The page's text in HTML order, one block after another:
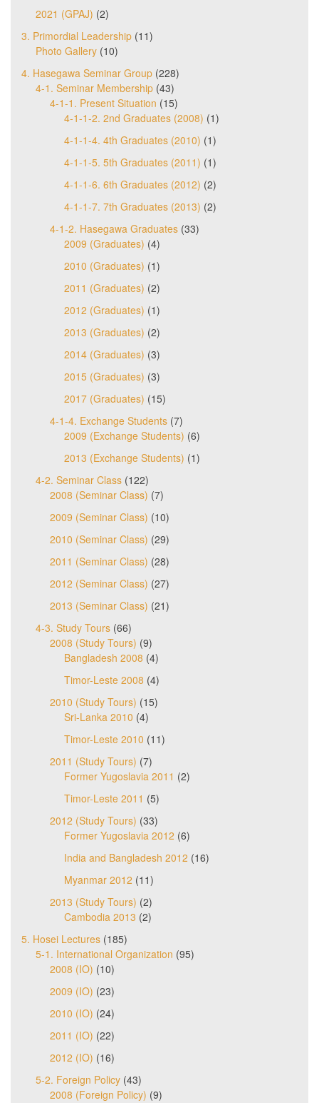
2021 (GPAJ) (2)
3. Primordial Leadership (11)
Photo Gallery (10)
4. Hasegawa Seminar Group (228)
4-1. Seminar Membership (43)
4-1-1. Present Situation (15)
4-1-1-2. 2nd Graduates (2008) (1)
4-1-1-4. 4th Graduates (2010) (1)
4-1-1-5. 5th Graduates (2011) (1)
4-1-1-6. 6th Graduates (2012) (2)
4-1-1-7. 7th Graduates (2013) (2)
4-1-2. Hasegawa Graduates (33)
2009 (Graduates) (4)
2010 (Graduates) (1)
2011 (Graduates) (2)
2012 (Graduates) (1)
2013 (Graduates) (2)
2014 (Graduates) (3)
2015 (Graduates) (3)
2017 (Graduates) (15)
4-1-4. Exchange Students (7)
2009 (Exchange Students) (6)
2013 (Exchange Students) (1)
4-2. Seminar Class (122)
2008 (Seminar Class) (7)
2009 (Seminar Class) (10)
2010 (Seminar Class) (29)
2011 (Seminar Class) (28)
2012 (Seminar Class) (27)
2013 (Seminar Class) (21)
4-3. Study Tours (66)
2008 (Study Tours) (9)
Bangladesh 2008 (4)
Timor-Leste 2008 (4)
2010 (Study Tours) (15)
Sri-Lanka 2010 (4)
Timor-Leste 2010 (11)
2011 (Study Tours) (7)
Former Yugoslavia 2011 (2)
Timor-Leste 2011 (5)
2012 (Study Tours) (33)
Former Yugoslavia 2012 (6)
India and Bangladesh 2012 (16)
Myanmar 2012 (11)
2013 (Study Tours) (2)
Cambodia 2013 (2)
5. Hosei Lectures (185)
5-1. International Organization (95)
2008 (IO) (10)
2009 (IO) (23)
2010 (IO) (24)
2011 (IO) (22)
2012 (IO) (16)
5-2. Foreign Policy (43)
2008 (Foreign Policy) (9)